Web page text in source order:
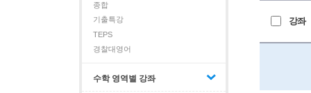
종합
기출특강
TEPS
경찰대영어
수학 영역별 강좌
강좌